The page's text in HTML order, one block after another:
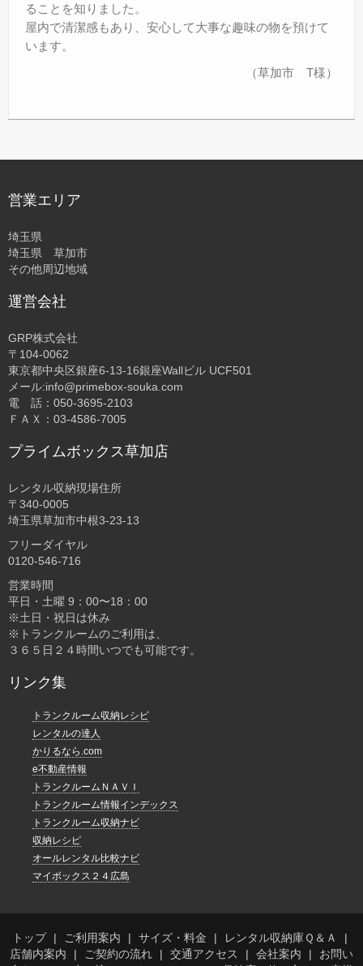
ることを知りました。
屋内で清潔感もあり、安心して大事な趣味の物を預けて
います。
（草加市 T様）
営業エリア
埼玉県
埼玉県 草加市
その他周辺地域
運営会社
GRP株式会社
〒104-0062
東京都中央区銀座6-13-16銀座Wallビル UCF501
メール:info@primebox-souka.com
電 話：050-3695-2103
ＦＡＸ：03-4586-7005
プライムボックス草加店
レンタル収納現場住所
〒340-0005
埼玉県草加市中根3-23-13
フリーダイヤル
0120-546-716
営業時間
平日・土曜 9：00〜18：00
※土日・祝日は休み
※トランクルームのご利用は、
３６５日２４時間いつでも可能です。
リンク集
トランクルーム収納レシピ
レンタルの達人
かりるなら.com
e不動産情報
トランクルームＮＡＶＩ
トランクルーム情報インデックス
トランクルーム収納ナビ
収納レシピ
オールレンタル比較ナビ
マイボックス２４広島
トップ ご利用案内 サイズ・料金
レンタル収納庫Ｑ＆Ａ
店舗内案内
ご契約の流れ 交通アクセス 会社案内
お問い